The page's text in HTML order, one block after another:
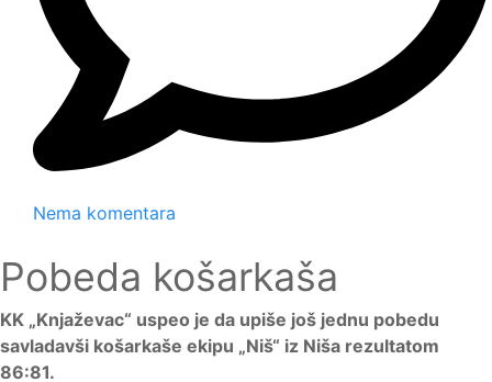
Nema komentara
Pobeda košarkaša
KK „Knjaževac“ uspeo je da upiše još jednu pobedu
savladavši košarkaše ekipu „Niš“ iz Niša rezultatom
86:81.